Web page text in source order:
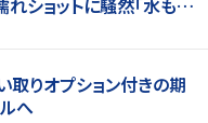
取りオプション付きの期
へ